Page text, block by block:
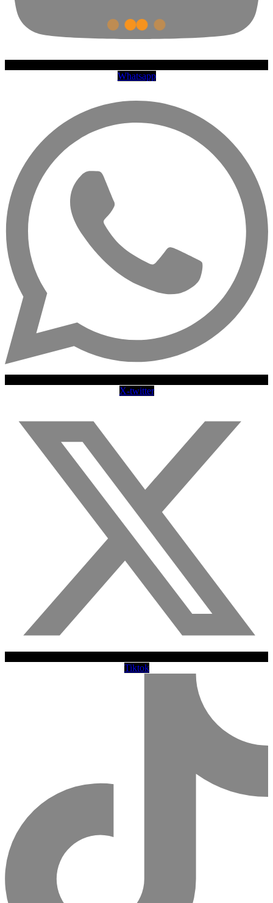
Whatsapp
X-twitter
Tiktok